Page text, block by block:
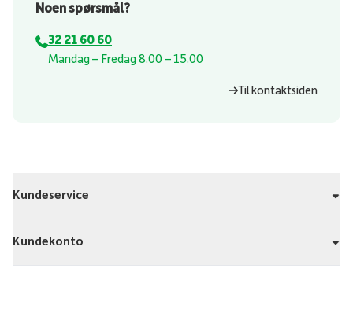
Noen spørsmål?
32 21 60 60
⁠Mandag – Fredag 8.00 – 15.00
Til kontaktsiden
Kundeservice
Kundekonto